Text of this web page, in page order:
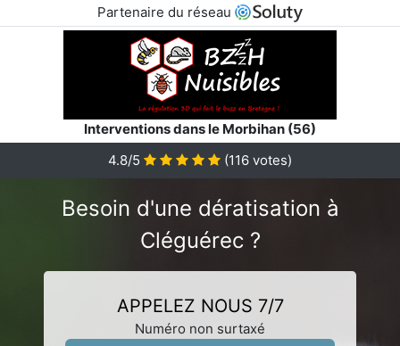
Partenaire du réseau
Interventions dans le Morbihan (56)
4.8/5 (116 votes)
Besoin d'une dératisation à
Cléguérec ?
APPELEZ NOUS 7/7
Numéro non surtaxé